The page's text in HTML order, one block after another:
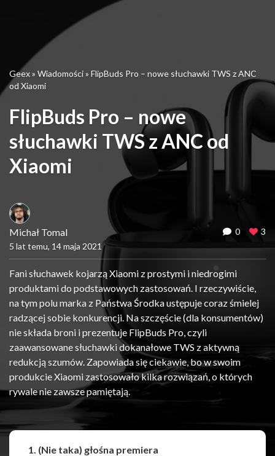
Geex» Wiadomości» FlipBuds Pro – nowe słuchawki TWS z ANC
od Xiaomi
FlipBuds Pro – nowe
słuchawki TWS z ANC od
Xiaomi
Michał Tomal
5 lat temu, 14 maja 2021
0 3
Fani słuchawek kojarzą Xiaomi z prostymi i niedrogimi
produktami do podstawowych zastosowań. I rzeczywiście,
na tym polu marka z Państwa Środka ustępuje coraz śmielej
radzącej sobie konkurencji. Na szczęście (dla konsumentów)
nie składa broni i prezentuje FlipBuds Pro, czyli
zaawansowane słuchawki dokanałowe TWS z aktywną
redukcją szumów. Zapowiada się ciekawie, bo w swoim
produkcie Xiaomi zastosowało kilka rozwiązań, o których
rywale nie zawsze pamiętają.
1. (Nie taka) głośna premiera